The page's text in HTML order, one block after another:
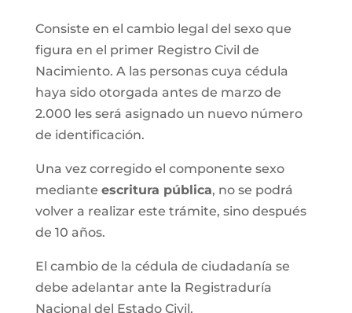
Consiste en el cambio legal del sexo que
figura en el primer Registro Civil de
Nacimiento. A las personas cuya cédula
haya sido otorgada antes de marzo de
2.000 les será asignado un nuevo número
de identificación.
Una vez corregido el componente sexo
mediante escritura pública, no se podrá
volver a realizar este trámite, sino después
de 10 años.
El cambio de la cédula de ciudadanía se
debe adelantar ante la Registraduría
Nacional del Estado Civil.